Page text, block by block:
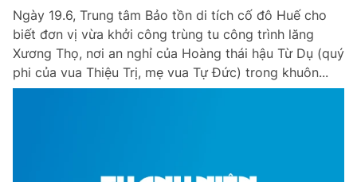
Ngày 19.6, Trung tâm Bảo tồn di tích cố đô Huế cho
biết đơn vị vừa khởi công trùng tu công trình lăng
Xương Thọ, nơi an nghỉ của Hoàng thái hậu Từ Dụ (quý
phi của vua Thiệu Trị, mẹ vua Tự Đức) trong khuôn...